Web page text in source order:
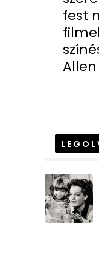
fest
Allen